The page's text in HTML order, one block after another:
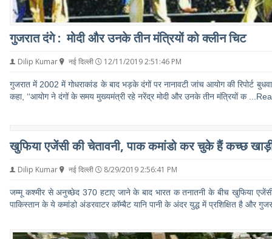
गुजरात दंगे : मोदी और उनके तीन मंत्रियों को क्लीन चिट
Dilip Kumar नई दिल्ली 12/11/2019 2:51:46 PM
गुजरात में 2002 में गोधराकांड के बाद भड़के दंगों पर नानावटी जांच आयोग की रिपोर्ट
कहा, ‘‘आयोग ने दंगों के समय मुख्यमंत्री रहे नरेंद्र मोदी और उनके तीन मंत्रियों क
खुफिया एजेंसी की चेतावनी, पाक कमांडो कर चुके हैं कच्छ
Dilip Kumar नई दिल्ली 8/29/2019 2:56:41 PM
जम्मू कश्मीर से अनुच्छेद 370 हटाए जाने के बाद भारत क तनातनी के बीच खुफिया
पाकिस्तान के ये कमांडो अंडरवाटर कॉम्बैट यानि पानी के अंदर युद्ध में प्रशिक्षित है और